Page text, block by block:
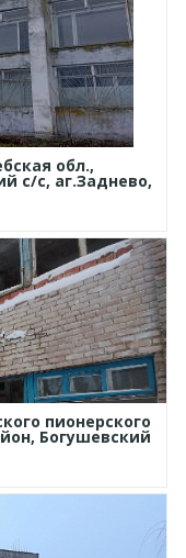
обл.,
с/с, аг.Заднево,
пионерского
Богушевский